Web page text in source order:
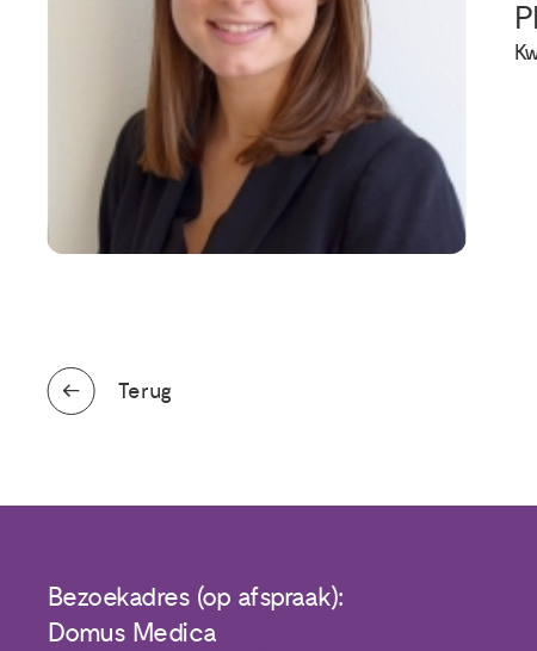
Terug
Bezoekadres (op afspraak):
Domus Medica